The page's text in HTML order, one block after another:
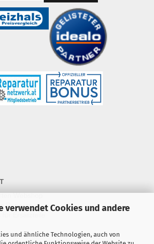
verwendet Cookies und andere
und ähnliche Technologien, auch von
Webshop
Reparatur
Ersatzteile